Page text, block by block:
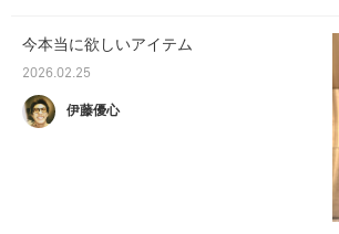
今本当に欲しいアイテム
2026.02.25
伊藤優心